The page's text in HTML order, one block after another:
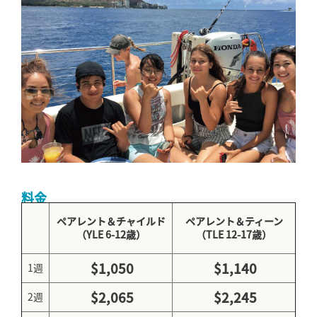
料金
ペアレント＆チャイルド
（YLE 6-12歳）
ペアレント＆ティーン
（TLE 12-17歳）
1週 $1,050 $1,140
2週 $2,065
$2,245